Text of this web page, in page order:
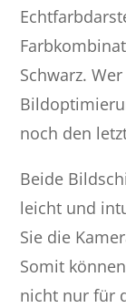
Schwarz.
noch den
Beide
leicht und
Sie die
Somit
nicht nur für